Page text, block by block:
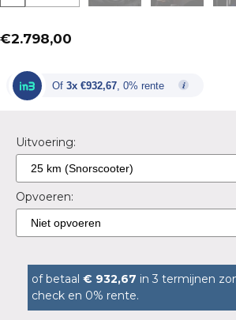
€2.798,00
Of 3x €932,67, 0% rente
Uitvoering:
Opvoeren:
of betaal € 932,67 in 3 termijnen
check en 0% rente.